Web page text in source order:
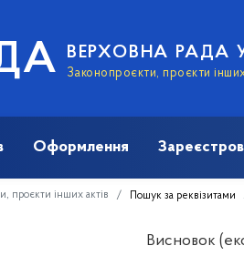
ВЕРХОВНА РАДА
Законопроєкти, проєкти інших
Оформлення
проєкти інших актів Пошук за реквізитами
Висновок